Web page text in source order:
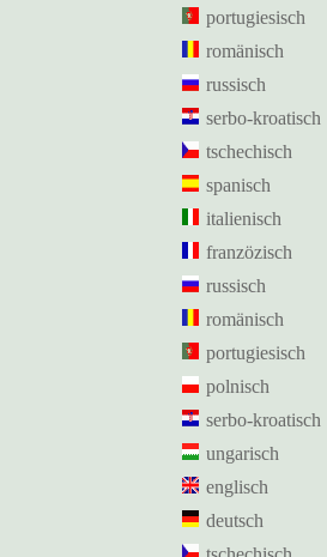
portugiesisch
romänisch
russisch
serbo-kroatisch
tschechisch
spanisch
italienisch
franzözisch
russisch
romänisch
portugiesisch
polnisch
serbo-kroatisch
ungarisch
englisch
deutsch